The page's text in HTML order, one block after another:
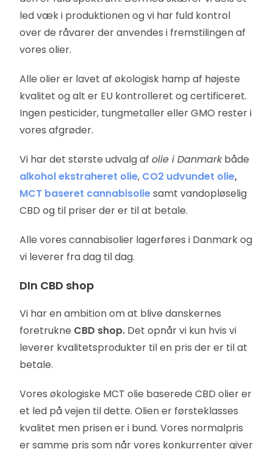
led væk i produktionen og vi har fuld kontrol
over de råvarer der anvendes i fremstilingen af
vores olier.
Alle olier er lavet af økologisk hamp af højeste
kvalitet og alt er EU kontrolleret og certificeret.
Ingen pesticider, tungmetaller eller GMO rester i
vores afgrøder.
Vi har det største udvalg afolie i Danmarkbåde
alkohol ekstraheret olie, CO2 udvundet olie,
MCT baseret cannabisoliesamt vandopløselig
CBD og til priser der er til at betale.
Alle vores cannabisolier lagerføres i Danmark og
vi leverer fra dag til dag.
DIn CBD shop
Vi har en ambition om at blive danskernes
foretrukne CBD shop. Det opnår vi kun hvis vi
leverer kvalitetsprodukter til en pris der er til at
betale.
Vores økologiske MCT olie baserede CBD olier er
et led på vejen til dette. Olien er førsteklasses
kvalitet men prisen er i bund. Vores normalpris
er samme pris som når vores konkurrenter giver